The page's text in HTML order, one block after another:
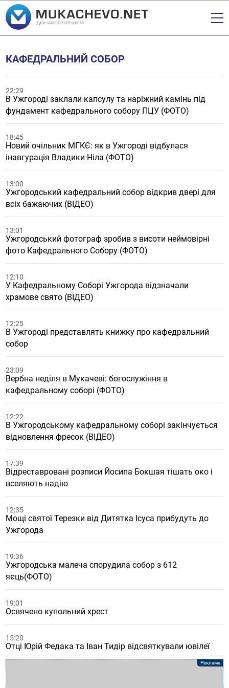
КАФЕДРАЛЬНИЙ СОБОР
22:29
В Ужгороді заклали капсулу та наріжний камінь під
фундамент кафедрального собору ПЦУ (ФОТО)
18:45
Новий очільник МГКЄ: як в Ужгороді відбулася
інавгурація Владики Ніла (ФОТО)
13:00
Ужгородський кафедральний собор відкрив двері для
всіх бажаючих (ВІДЕО)
13:01
Ужгородський фотограф зробив з висоти неймовірні
фото Кафедрального Собору (ФОТО)
12:10
У Кафедральному Соборі Ужгорода відзначали
храмове свято (ВІДЕО)
12:25
В Ужгороді представлять книжку про кафедральний
собор
23:09
Вербна неділя в Мукачеві: богослужіння в
кафедральному соборі (ФОТО)
12:22
В Ужгородському кафедральному соборі закінчується
відновлення фресок (ВІДЕО)
17:39
Відреставровані розписи Йосипа Бокшая тішать око і
вселяють надію
12:35
Мощі святої Терезки від Дитятка Ісуса прибудуть до
Ужгорода
19:36
Ужгородська малеча спорудила собор з 612
яєць(ФОТО)
19:01
Освячено купольний хрест
15:20
Отці Юрій Федака та Іван Тидір відсвяткували ювілеї